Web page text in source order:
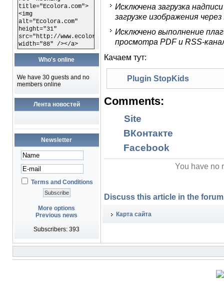
title="Ecolora.com">
<img
alt="Ecolora.com"
height="31"
src="http://www.ecolora.com/images/ecoloracom.gif"
width="88" /></a>
Who's online
We have 30 guests and no
members online
Лента новостей
Newsletter
Terms and Conditions
More options
Previous news
Subscribers: 393
Исключена загрузка
загрузке изображения
Исключено выполнение
просмотра PDF и RSS-
Качаем тут:
Plugin StopKids
Comments:
Site
ВКонтакте
Facebook
You have no
Discuss this article in the
Карта сайта